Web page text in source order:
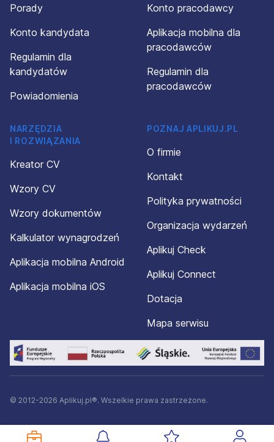
Porady
Konto kandydata
Regulamin dla
kandydatów
Powiadomienia
Konto pracodawcy
Aplikacja mobilna dla
pracodawców
Regulamin dla
pracodawców
NARZĘDZIA
I ROZWIĄZANIA
Kreator CV
Wzory CV
Wzory dokumentów
Kalkulator wynagrodzeń
Aplikacja mobilna Android
Aplikacja mobilna iOS
POZNAJ APLIKUJ.PL
O firmie
Kontakt
Polityka prywatności
Organizacja wydarzeń
Aplikuj Check
Aplikuj Connect
Dotacja
Mapa serwisu
© 2012-2026 Aplikuj.pl®. Wszelkie prawa zastrzeżone.